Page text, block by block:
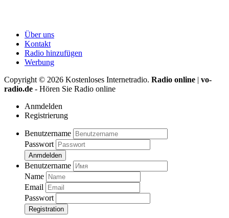
Über uns
Kontakt
Radio hinzufügen
Werbung
Copyright © 2026 Kostenloses Internetradio. Radio online | vo-
radio.de - Hören Sie Radio online
Anmdelden
Registrierung
Benutzername
Passwort
Anmdelden
Benutzername
Name
Email
Passwort
Registration